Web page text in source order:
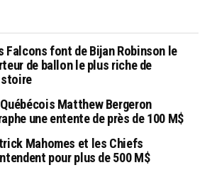
Falcons font de Bijan Robinson le
de ballon le plus riche de
Matthew Bergeron
une entente de près de 100 M$
Mahomes et les Chiefs
pour plus de 500 M$